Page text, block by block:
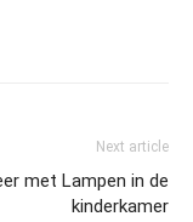
Next article
met Lampen in de
kinderkamer